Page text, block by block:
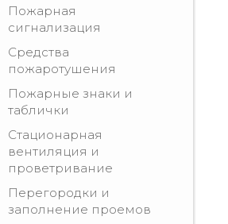
Пожарная
сигнализация
Средства
пожаротушения
Пожарные знаки и
таблички
Стационарная
вентиляция и
проветривание
Перегородки и
заполнение проемов